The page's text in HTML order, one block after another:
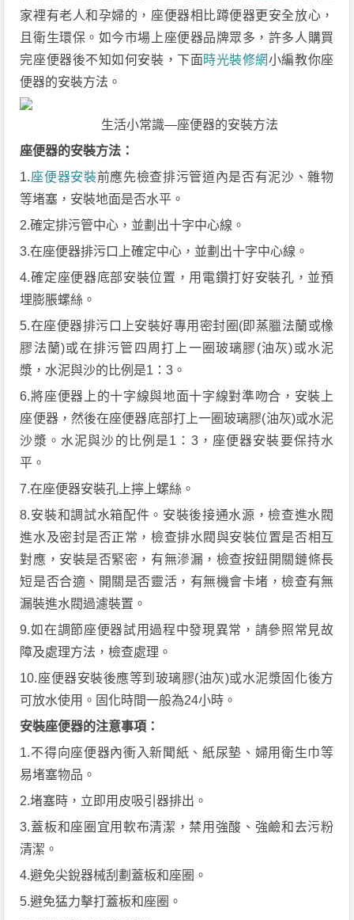
家裡有老人和孕婦的，座便器相比蹲便器更安全放心，
且衛生環保。如今市場上座便器品牌眾多，許多人購買
完座便器後不知如何安裝，下面時光裝修網小編教你座
便器的安裝方法。
生活小常識—座便器的安裝方法
座便器的安裝方法：
1.座便器安裝前應先檢查排污管道內是否有泥沙、雜物
等堵塞，安裝地面是否水平。
2.確定排污管中心，並劃出十字中心線。
3.在座便器排污口上確定中心，並劃出十字中心線。
4.確定座便器底部安裝位置，用電鑽打好安裝孔，並預
埋膨脹螺絲。
5.在座便器排污口上安裝好專用密封圈(即蒸臘法蘭或橡
膠法蘭)或在排污管四周打上一圈玻璃膠(油灰)或水泥
漿，水泥與沙的比例是1：3。
6.將座便器上的十字線與地面十字線對準吻合，安裝上
座便器，然後在座便器底部打上一圈玻璃膠(油灰)或水泥
沙漿。水泥與沙的比例是1：3，座便器安裝要保持水
平。
7.在座便器安裝孔上擰上螺絲。
8.安裝和調試水箱配件。安裝後接通水源，檢查進水閥
進水及密封是否正常，檢查排水閥與安裝位置是否相互
對應，安裝是否緊密，有無滲漏，檢查按鈕開關鏈條長
短是否合適、開關是否靈活，有無機會卡堵，檢查有無
漏裝進水閥過濾裝置。
9.如在調節座便器試用過程中發現異常，請參照常見故
障及處理方法，檢查處理。
10.座便器安裝後應等到玻璃膠(油灰)或水泥漿固化後方
可放水使用。固化時間一般為24小時。
安裝座便器的注意事項：
1.不得向座便器內衝入新聞紙、紙尿墊、婦用衛生巾等
易堵塞物品。
2.堵塞時，立即用皮吸引器排出。
3.蓋板和座圈宜用軟布清潔，禁用強酸、強鹼和去污粉
清潔。
4.避免尖銳器械刮劃蓋板和座圈。
5.避免猛力擊打蓋板和座圈。